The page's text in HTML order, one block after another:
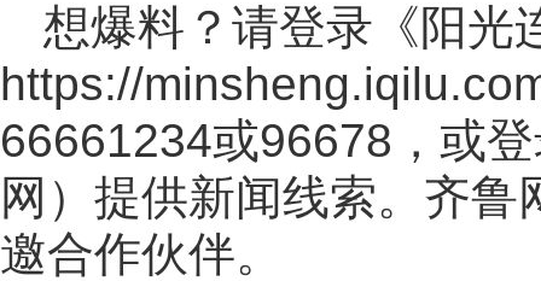
想爆料？请登录《阳光
https://
66661234或96678，或
网 ）提供新闻线索。齐鲁
邀合作伙伴。